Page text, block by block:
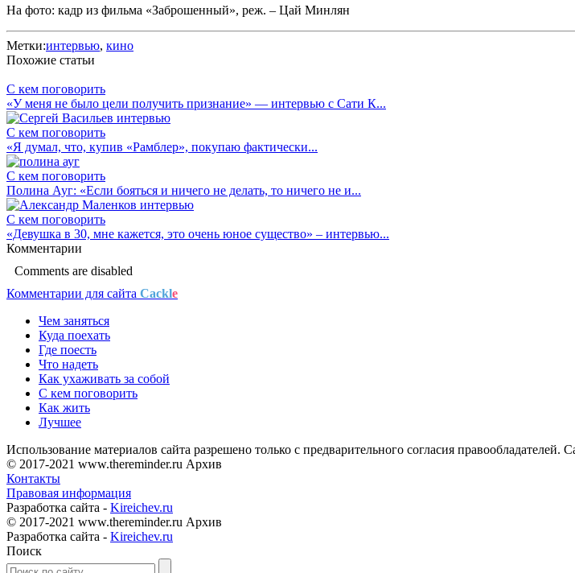
На фото: кадр из фильма «Заброшенный», реж. – Цай Минлян
Метки:интервью, кино
Похожие статьи
С кем поговорить
«У меня не было цели получить признание» — интервью с Сати К...
С кем поговорить
«Я думал, что, купив «Рамблер», покупаю фактически...
С кем поговорить
Полина Ауг: «Если бояться и ничего не делать, то ничего не и...
С кем поговорить
«Девушка в 30, мне кажется, это очень юное существо» – интервью...
Комментарии
Comments are disabled
Комментарии для сайта Cackle
Чем заняться
Куда поехать
Где поесть
Что надеть
Как ухаживать за собой
С кем поговорить
Как жить
Лучшее
Использование материалов сайта разрешено только с предварительного согласия
© 2017-2021 www.thereminder.ru Архив
Контакты
Правовая информация
Разработка сайта - Kireichev.ru
© 2017-2021 www.thereminder.ru Архив
Разработка сайта - Kireichev.ru
Поиск